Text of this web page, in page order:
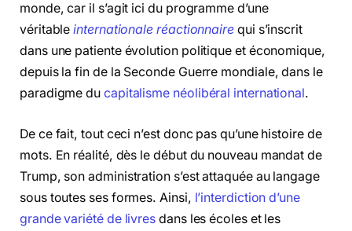
monde, car il s’agit ici du programme d’une
véritableinternationale réactionnairequi s’inscrit
dans une patiente évolution politique et économique,
depuis la fin de la Seconde Guerre mondiale, dans le
paradigme du capitalisme néolibéral international.
De ce fait, tout ceci n’est donc pas qu’une histoire de
mots. En réalité, dès le début du nouveau mandat de
Trump, son administration s’est attaquée au langage
sous toutes ses formes. Ainsi, l’interdiction d’une
grande variété de livres dans les écoles et les